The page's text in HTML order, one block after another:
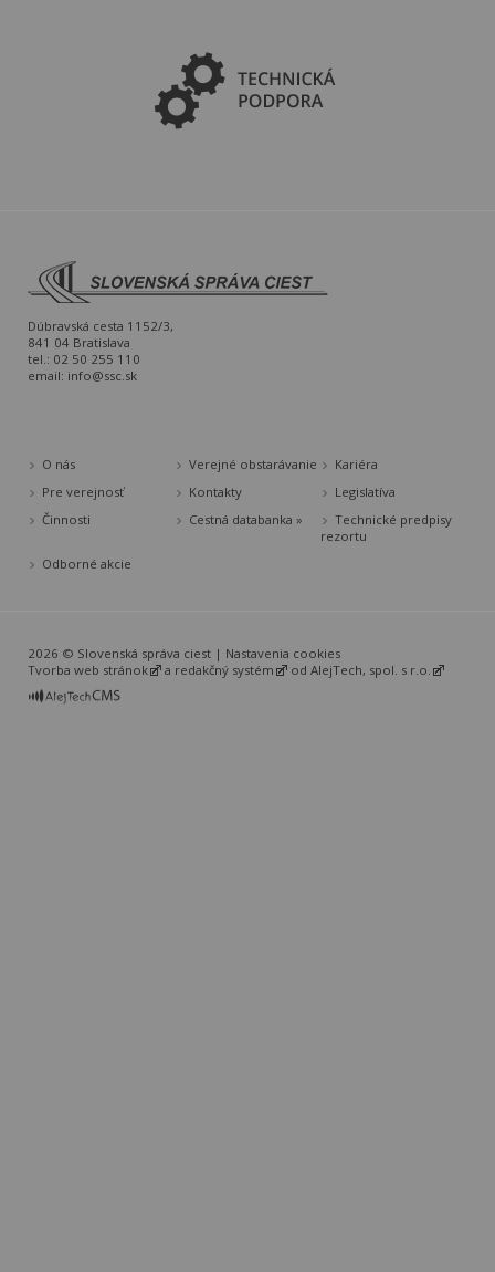
Dúbravská cesta 1152/3,
841 04 Bratislava
tel.: 02 50 255 110
email: info@ssc.sk
O nás Verejné obstarávanie
Kariéra
Pre verejnosť
Kontakty
Legislatíva
Činnosti
Cestná databanka »
Technické predpisy
rezortu
Odborné akcie
2026 © Slovenská správa ciest | Nastavenia cookies
Tvorba web stránok
a redakčný systém od AlejTech, spol. s r.o.